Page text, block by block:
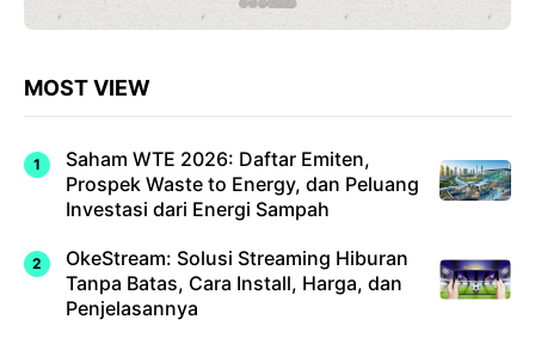
MOST VIEW
Saham WTE 2026: Daftar Emiten,
Prospek Waste to Energy, dan Peluang
Investasi dari Energi Sampah
OkeStream: Solusi Streaming Hiburan
Tanpa Batas, Cara Install, Harga, dan
Penjelasannya